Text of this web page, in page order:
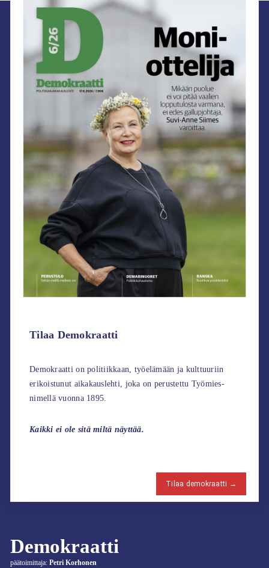
Demokraatti
päätoimittaja: Petri Korhonen
Tilaa Demokraatti
Demokraatti on politiikkaan, työelämään ja kulttuuriin
erikoistunut aikakauslehti, joka on perustettu Työmies-
nimellä vuonna 1895.
Kaikki ei ole sitä miltä näyttää.
Tilaa demokraatti →